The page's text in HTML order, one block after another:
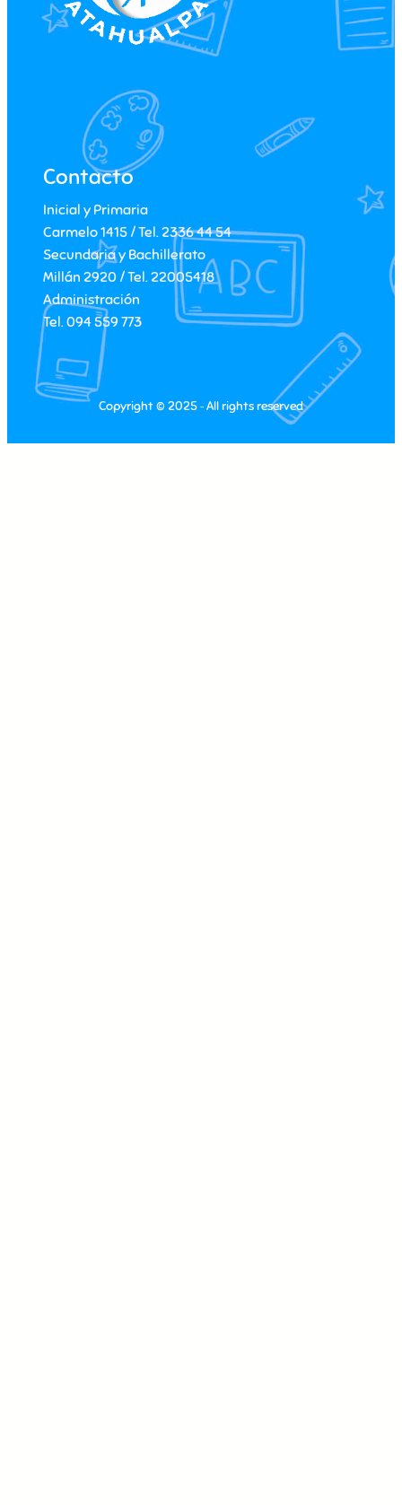
Contacto
Inicial y Primaria
Carmelo 1415 / Tel. 2336 44 54
Secundaria y Bachillerato
Millán 2920 / Tel. 22005418
Administración
Tel. 094 559 773
Copyright © 2025 ·· All rights reserved